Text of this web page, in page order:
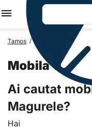
Tamos / Mobila Romania
Mobila Turnu
Ai cautat
Magurele?
Hai